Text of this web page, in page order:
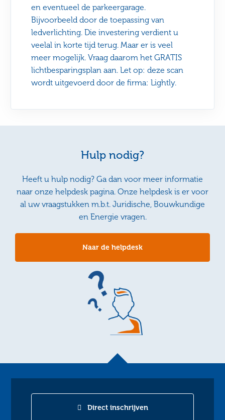
en eventueel de parkeergarage.
Bijvoorbeeld door de toepassing van
ledverlichting. Die investering verdient u
veelal in korte tijd terug. Maar er is veel
meer mogelijk. Vraag daarom het GRATIS
lichtbesparingsplan aan. Let op: deze scan
wordt uitgevoerd door de firma: Lightly.
Hulp nodig?
Heeft u hulp nodig? Ga dan voor meer informatie
naar onze helpdesk pagina. Onze helpdesk is er voor
al uw vraagstukken m.b.t. Juridische, Bouwkundige
en Energie vragen.
Naar de helpdesk
Direct inschrijven